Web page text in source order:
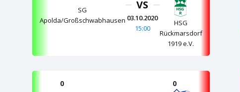
SG
Apolda/Großschwabhausen
VS
03.10.2020
15:00
HSG
Rückmarsdorf
1919 e.V.
0 0